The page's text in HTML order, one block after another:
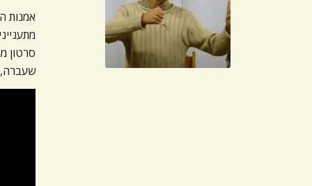
אמנות
סרטון
שעברה,